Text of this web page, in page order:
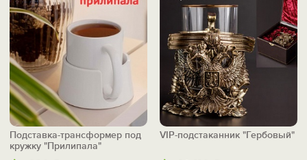
Подставка-трансформер под
кружку "Прилипала"
VIP-подстаканник "Гербовый"